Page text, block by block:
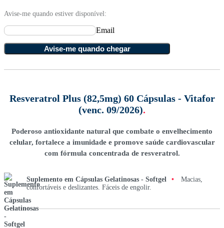
Avise-me quando estiver disponível:
Email
Avise-me quando chegar
Resveratrol Plus (82,5mg) 60 Cápsulas - Vitafor
(venc. 09/2026).
Poderoso antioxidante natural que combate o envelhecimento
celular, fortalece a imunidade e promove saúde cardiovascular
com fórmula concentrada de resveratrol.
Suplemento em Cápsulas Gelatinosas - Softgel •
Macias,
confortáveis e deslizantes. Fáceis de engolir.